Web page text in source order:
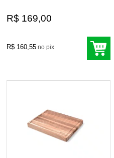
R$ 169,00
R$ 160,55 no pix